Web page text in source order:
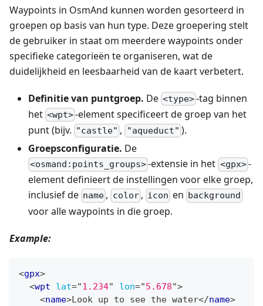
Waypoints in OsmAnd kunnen worden gesorteerd in
groepen op basis van hun type. Deze groepering stelt
de gebruiker in staat om meerdere waypoints onder
specifieke categorieën te organiseren, wat de
duidelijkheid en leesbaarheid van de kaart verbetert.
Definitie van puntgroep. De <type>-tag binnen
het <wpt>-element specificeert de groep van het
punt (bijv. "castle" , "aqueduct" ).
Groepsconfiguratie. De
<osmand:points_groups>-extensie in het <gpx>-
element definieert de instellingen voor elke groep,
inclusief de name , color, icon en background
voor alle waypoints in die groep.
Example:
<gpx>
<wpt lat="1.234" lon="5.678">
<name>Look up to see the water</name>